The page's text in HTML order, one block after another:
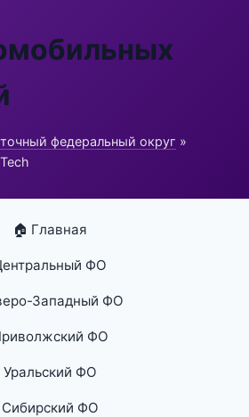
федеральный округ »
🏠 Главная
ФО
Западный ФО
ФО
Уральский ФО
Сибирский ФО